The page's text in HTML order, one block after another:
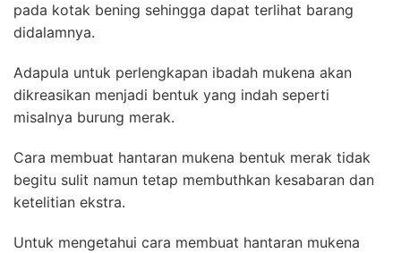
pada kotak bening sehingga dapat terlihat barang
didalamnya.
Adapula untuk perlengkapan ibadah mukena akan
dikreasikan menjadi bentuk yang indah seperti
misalnya burung merak.
Cara membuat hantaran mukena bentuk merak tidak
begitu sulit namun tetap membuthkan kesabaran dan
ketelitian ekstra.
Untuk mengetahui cara membuat hantaran mukena